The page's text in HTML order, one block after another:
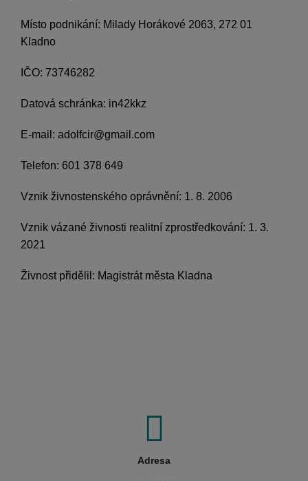
Místo podnikání: Milady Horákové 2063, 272 01
Kladno
IČO: 73746282
Datová schránka: in42kkz
E-mail: adolfcir@gmail.com
Telefon: 601 378 649
Vznik živnostenského oprávnění: 1. 8. 2006
Vznik vázané živnosti realitní zprostředkování: 1. 3.
2021
Živnost přidělil: Magistrát města Kladna
Adresa